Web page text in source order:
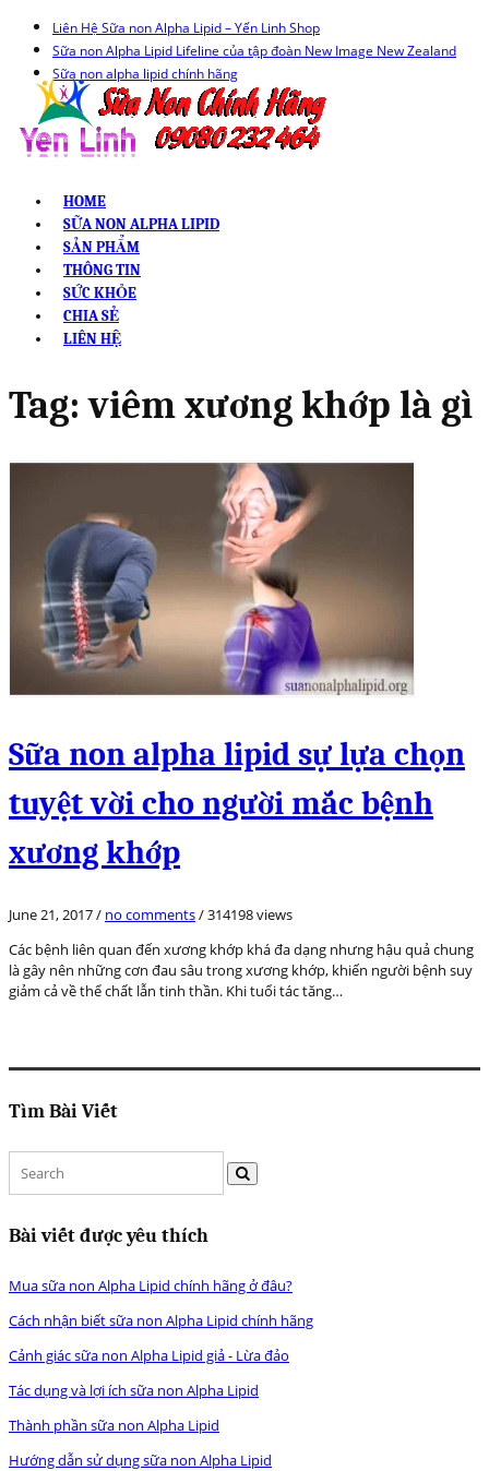
Liên Hệ Sữa non Alpha Lipid – Yến Linh Shop
Sữa non Alpha Lipid Lifeline của tập đoàn New Image New Zealand
Sữa non alpha lipid chính hãng
HOME
SỮA NON ALPHA LIPID
SẢN PHẨM
THÔNG TIN
SỨC KHỎE
CHIA SẺ
LIÊN HỆ
Tag:viêm xương khớp là gì
Sữa non alpha lipid sự lựa chọn
tuyệt vời cho người mắc bệnh
xương khớp
June 21, 2017/ no comments/314198 views
Các bệnh liên quan đến xương khớp khá đa dạng nhưng hậu quả chung
là gây nên những cơn đau sâu trong xương khớp, khiến người bệnh suy
giảm cả về thể chất lẫn tinh thần. Khi tuổi tác tăng…
Tìm Bài Viết
Bài viết được yêu thích
Mua sữa non Alpha Lipid chính hãng ở đâu?
Cách nhận biết sữa non Alpha Lipid chính hãng
Cảnh giác sữa non Alpha Lipid giả - Lừa đảo
Tác dụng và lợi ích sữa non Alpha Lipid
Thành phần sữa non Alpha Lipid
Hướng dẫn sử dụng sữa non Alpha Lipid